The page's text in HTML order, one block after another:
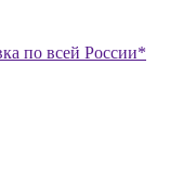
по всей России*